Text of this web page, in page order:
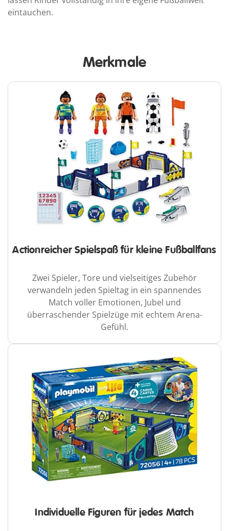
eintauchen.
Merkmale
Actionreicher Spielspaß für kleine Fußballfans
Zwei Spieler, Tore und vielseitiges Zubehör
verwandeln jeden Spieltag in ein spannendes
Match voller Emotionen, Jubel und
überraschender Spielzüge mit echtem Arena-
Gefühl.
Individuelle Figuren für jedes Match